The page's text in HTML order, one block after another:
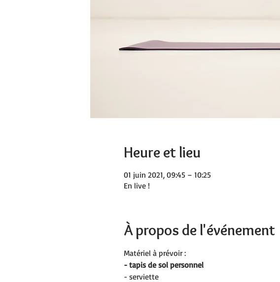
Heure et lieu
01 juin 2021, 09:45 – 10:25
En live !
À propos de l'événement
Matériel à prévoir :
- tapis de sol personnel
- serviette